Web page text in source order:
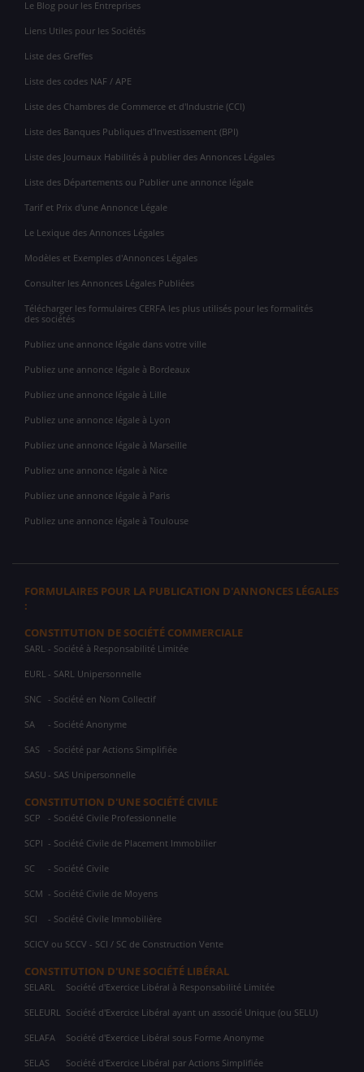
Le Blog pour les Entreprises
Liens Utiles pour les Sociétés
Liste des Greffes
Liste des codes NAF / APE
Liste des Chambres de Commerce et d'Industrie (CCI)
Liste des Banques Publiques d'Investissement (BPI)
Liste des Journaux Habilités à publier des Annonces Légales
Liste des Départements ou Publier une annonce légale
Tarif et Prix d'une Annonce Légale
Le Lexique des Annonces Légales
Modèles et Exemples d'Annonces Légales
Consulter les Annonces Légales Publiées
Télécharger les formulaires CERFA les plus utilisés pour les formalités
des sociétés
Publiez une annonce légale dans votre ville
Publiez une annonce légale à Bordeaux
Publiez une annonce légale à Lille
Publiez une annonce légale à Lyon
Publiez une annonce légale à Marseille
Publiez une annonce légale à Nice
Publiez une annonce légale à Paris
Publiez une annonce légale à Toulouse
FORMULAIRES POUR LA PUBLICATION D'ANNONCES LÉGALES
:
CONSTITUTION DE SOCIÉTÉ COMMERCIALE
SARL - Société à Responsabilité Limitée
EURL - SARL Unipersonnelle
SNC - Société en Nom Collectif
SA - Société Anonyme
SAS - Société par Actions Simplifiée
SASU - SAS Unipersonnelle
CONSTITUTION D'UNE SOCIÉTÉ CIVILE
SCP - Société Civile Professionnelle
SCPI - Société Civile de Placement Immobilier
SC - Société Civile
SCM - Société Civile de Moyens
SCI - Société Civile Immobilière
SCICV ou SCCV - SCI / SC de Construction Vente
CONSTITUTION D'UNE SOCIÉTÉ LIBÉRAL
SELARL Société d'Exercice Libéral à Responsabilité Limitée
SELEURL Société d'Exercice Libéral ayant un associé Unique (ou SELU)
SELAFA Société d'Exercice Libéral sous Forme Anonyme
SELAS Société d'Exercice Libéral par Actions Simplifiée